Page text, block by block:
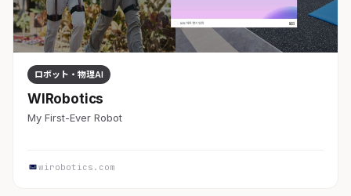
ロボット・物理AI
WIRobotics
My First-Ever Robot
wirobotics.com